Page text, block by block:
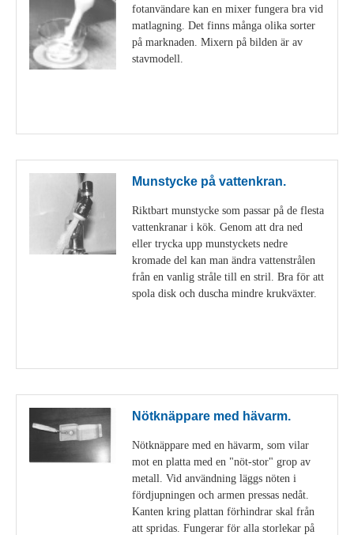
fotanvändare kan en mixer fungera bra vid
matlagning. Det finns många olika sorter
på marknaden. Mixern på bilden är av
stavmodell.
Munstycke på vattenkran.
Riktbart munstycke som passar på de flesta
vattenkranar i kök. Genom att dra ned
eller trycka upp munstyckets nedre
kromade del kan man ändra vattenstrålen
från en vanlig stråle till en stril. Bra för att
spola disk och duscha mindre krukväxter.
Nötknäppare med hävarm.
Nötknäppare med en hävarm, som vilar
mot en platta med en "nöt-stor" grop av
metall. Vid användning läggs nöten i
fördjupningen och armen pressas nedåt.
Kanten kring plattan förhindrar skal från
att spridas. Fungerar för alla storlekar på